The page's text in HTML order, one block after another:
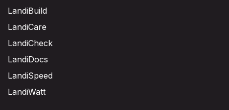
LandiBuild
LandiCare
LandiCheck
LandiDocs
LandiSpeed
LandiWatt